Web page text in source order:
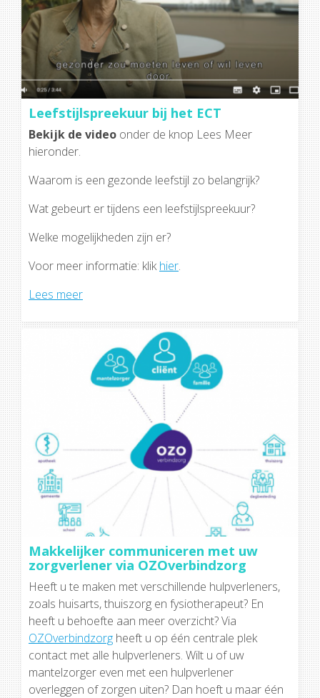
Leefstijlspreekuur bij het ECT
Bekijk de video onder de knop Lees Meer
hieronder.
Waarom is een gezonde leefstijl zo belangrijk?
Wat gebeurt er tijdens een leefstijlspreekuur?
Welke mogelijkheden zijn er?
Voor meer informatie: klikhier.
Lees meer
Makkelijker communiceren met uw
zorgverlener via OZOverbindzorg
Heeft u te maken met verschillende hulpverleners,
zoals huisarts, thuiszorg en fysiotherapeut? En
heeft u behoefte aan meer overzicht? Via
OZOverbindzorg heeft u op één centrale plek
contact met alle hulpverleners. Wilt u of uw
mantelzorger even met een hulpverlener
overleggen of zorgen uiten? Dan hoeft u maar één